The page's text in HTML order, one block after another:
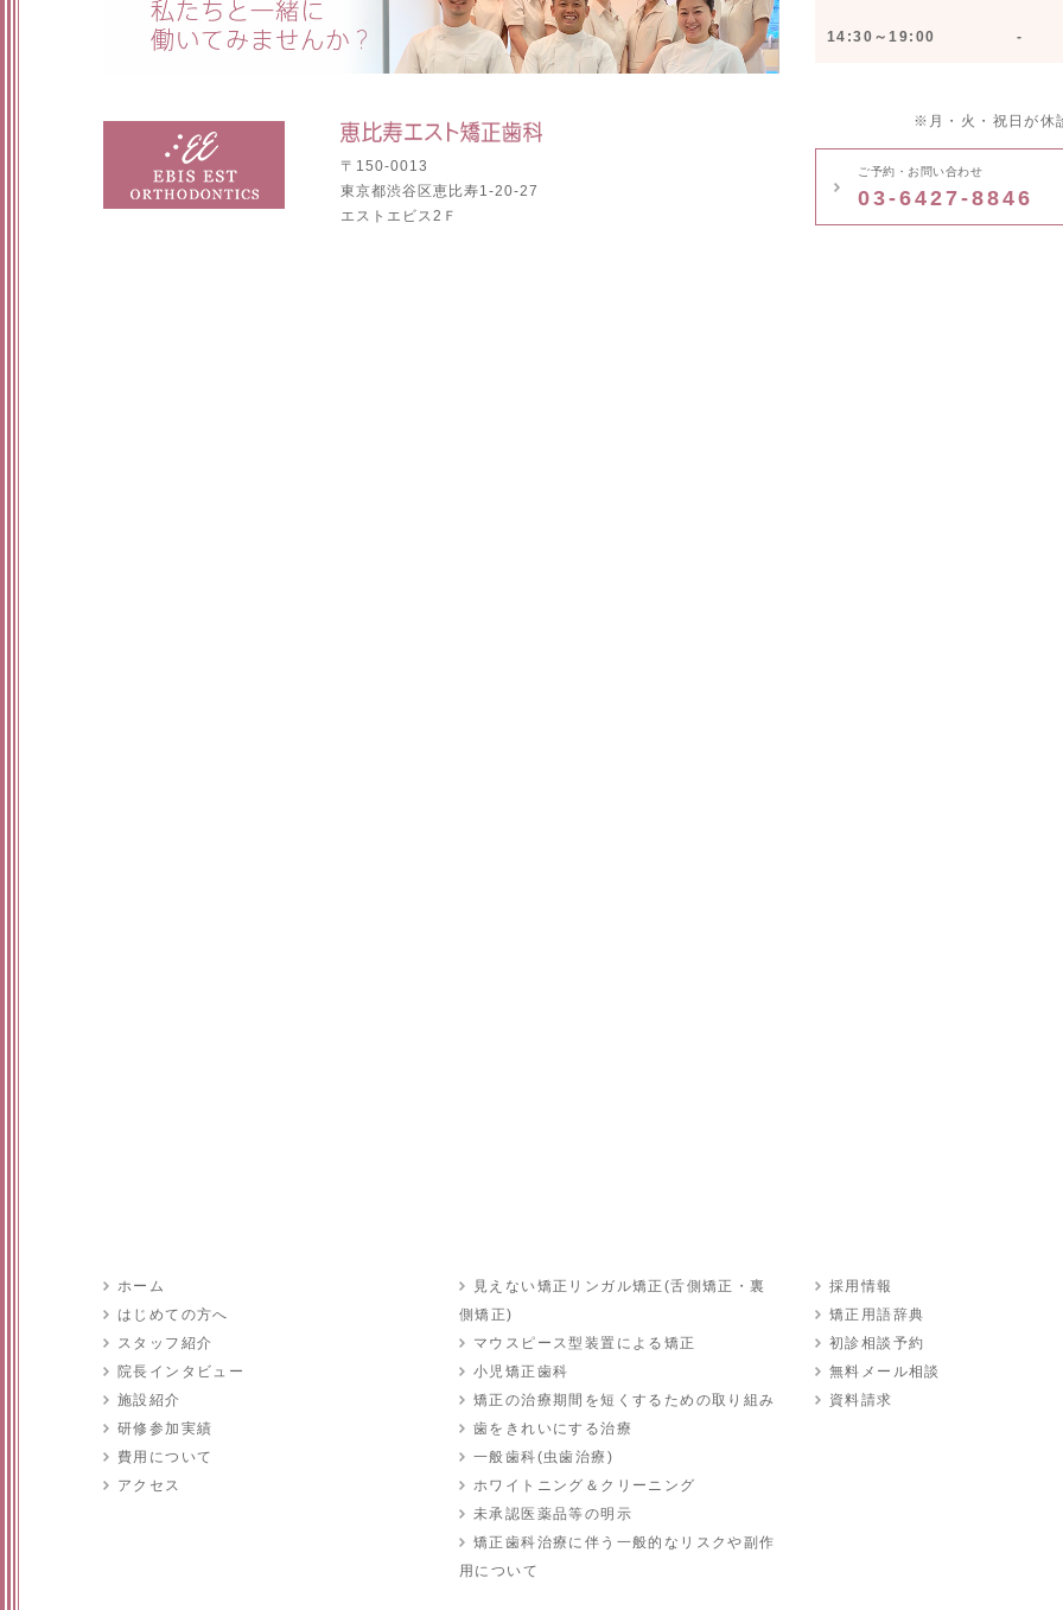
〒150-0013
東京都渋谷区恵比寿1-20-27
エストエビス2Ｆ
14:30～19:00 -
※月・火・祝日が休
ご予約・お問い合わせ
03-6427-8846
ホーム
はじめての方へ
スタッフ紹介
院長インタビュー
施設紹介
研修参加実績
費用について
アクセス
見えない矯正リンガル矯正(舌側矯正・裏
側矯正)
マウスピース型装置による矯正
小児矯正歯科
矯正の治療期間を短くするための取り組み
歯をきれいにする治療
一般歯科(虫歯治療)
ホワイトニング＆クリーニング
未承認医薬品等の明示
矯正歯科治療に伴う一般的なリスクや副作
用について
採用情報
矯正用語辞典
初診相談予約
無料メール相談
資料請求